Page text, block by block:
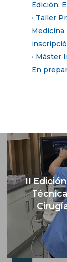
Edición:
• Taller
Medicina
• Máster
En
II